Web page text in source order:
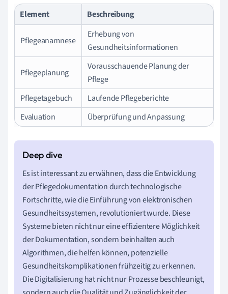
Element
Beschreibung
Pflegeanamnese
Erhebung von
Gesundheitsinformationen
Pflegeplanung
Vorausschauende Planung der
Pflege
Pflegetagebuch
Laufende Pflegeberichte
Evaluation
Überprüfung und Anpassung
Es ist interessant zu erwähnen, dass die Entwicklung
der Pflegedokumentation durch technologische
Fortschritte, wie die Einführung von elektronischen
Gesundheitssystemen, revolutioniert wurde. Diese
Systeme bieten nicht nur eine effizientere Möglichkeit
der Dokumentation, sondern beinhalten auch
Algorithmen, die helfen können, potenzielle
Gesundheitskomplikationen frühzeitig zu erkennen.
Die Digitalisierung hat nicht nur Prozesse beschleunigt,